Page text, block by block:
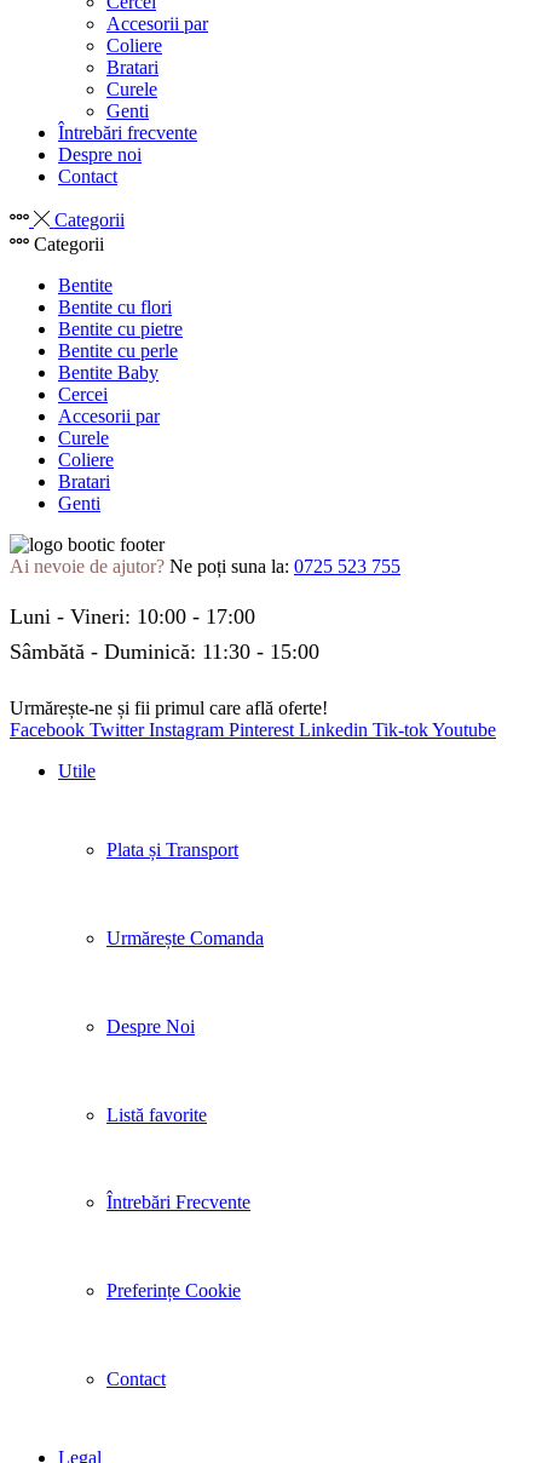
Accesorii par
Coliere
Bratari
Curele
Genti
Întrebări frecvente
Despre noi
Contact
Categorii
Categorii
Bentite
Bentite cu flori
Bentite cu pietre
Bentite cu perle
Bentite Baby
Cercei
Accesorii par
Curele
Coliere
Bratari
Genti
Ai nevoie de ajutor? Ne poți suna la: 0725 523 755
Luni - Vineri: 10:00 - 17:00
Sâmbătă - Duminică: 11:30 - 15:00
Urmărește-ne și fii primul care află oferte!
Facebook Twitter Instagram Pinterest Linkedin Tik-tokYoutube
Utile
Plata și Transport
Urmărește Comanda
Despre Noi
Listă favorite
Întrebări Frecvente
Preferințe Cookie
Contact
Legal